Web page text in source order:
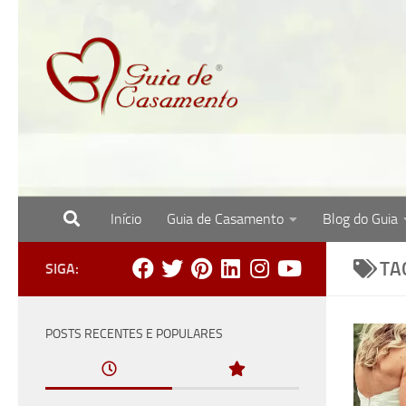
Site com o melhor para noivas, noivos e
Início Guia de Casamento Blog do Guia
SIGA:
POSTS RECENTES E POPULARES